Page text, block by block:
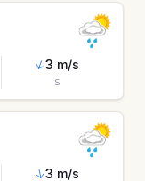
3 m/s
S
3 m/s